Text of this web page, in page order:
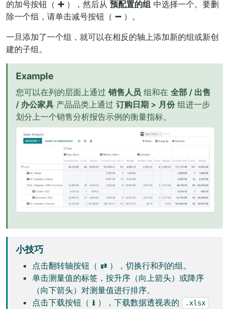
的加号按钮（ ➕），然后从 预配置的组 中选择一个。要删
除一个组，请单击减号按钮（ ➖）。
一旦添加了一个组，就可以在相反的轴上添加新的组或新创
建的子组。
Example
您可以在列的层面上通过 销售人员 组和在 全部 / 出售
/ 办公家具 产品品类上通过 订购日期 > 月份组进一步
划分上一个销售分析报告示例的衡量指标。
小技巧
点击翻转轴按钮（ ⇄），切换行和列的组。
单击测量值的标签，按升序（向上箭头）或降序
（向下箭头）对测量值进行排序。
点击下载按钮（ ⭳ ），下载数据透视表的 .xlsx